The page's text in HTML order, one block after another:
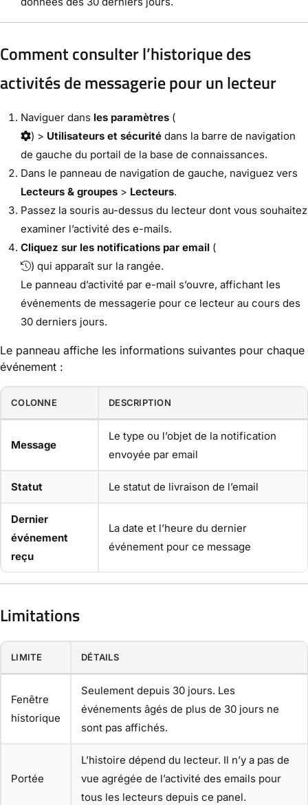
Comment consulter l’historique des
activités de messagerie pour un lecteur
Naviguer dans les paramètres (
) > Utilisateurs et sécurité dans la barre de navigation
de gauche du portail de la base de connaissances.
Dans le panneau de navigation de gauche, naviguez vers
Lecteurs & groupes > Lecteurs.
Passez la souris au-dessus du lecteur dont vous souhaitez
examiner l’activité des e-mails.
Cliquez sur les notifications par email (
) qui apparaît sur la rangée.
Le panneau d’activité par e-mail s’ouvre, affichant les
événements de messagerie pour ce lecteur au cours des
30 derniers jours.
Le panneau affiche les informations suivantes pour chaque
événement :
COLONNE DESCRIPTION
Message
Le type ou l’objet de la notification
envoyée par email
Statut Le statut de livraison de l’email
Dernier
événement
reçu
La date et l’heure du dernier
événement pour ce message
Limitations
LIMITE DÉTAILS
Fenêtre
historique
Seulement depuis 30 jours. Les
événements âgés de plus de 30 jours ne
sont pas affichés.
Portée
L’histoire dépend du lecteur. Il n’y a pas de
vue agrégée de l’activité des emails pour
tous les lecteurs depuis ce panel.